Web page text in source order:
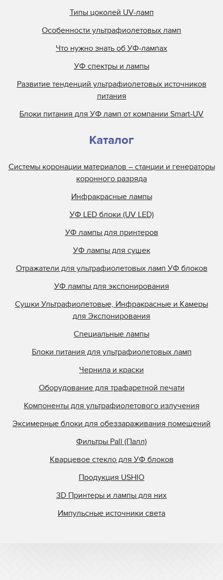
Типы цоколей UV-ламп
Особенности ультрафиолетовых ламп
Что нужно знать об УФ-лампах
УФ спектры и лампы
Развитие тенденций ультрафиолетовых источников
питания
Блоки питания для УФ ламп от компании Smart-UV
Каталог
Системы коронации материалов – станции и генераторы
коронного разряда
Инфракрасные лампы
УФ LED блоки (UV LED)
УФ лампы для принтеров
УФ лампы для сушек
Отражатели для ультрафиолетовых ламп УФ блоков
УФ лампы для экспонирования
Сушки Ультрафиолетовые, Инфракрасные и Камеры
для Экспонирования
Специальные лампы
Блоки питания для ультрафиолетовых ламп
Чернила и краски
Оборудование для трафаретной печати
Компоненты для ультрафиолетового излучения
Эксимерные блоки для обеззараживания помещений
Фильтры Pall (Палл)
Кварцевое стекло для УФ блоков
Продукция USHIO
3D Принтеры и лампы для них
Импульсные источники света